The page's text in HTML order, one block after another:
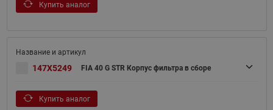
Купить аналог
147X5249 FIA 40 G STR Корпус фильтра в сборе
Купить аналог